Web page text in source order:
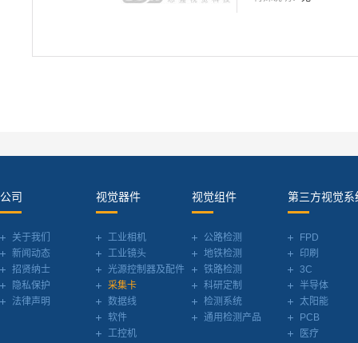
公司
关于我们
新闻动态
招贤纳士
隐私保护
法律声明
视觉器件
工业相机
工业镜头
光源控制器及配件
采集卡
数据线
软件
工控机
视觉组件
公路检测
地铁检测
铁路检测
科研定制
检测系统
通用检测产品
第三方视觉系
FPD
印刷
3C
半导体
太阳能
PCB
医疗